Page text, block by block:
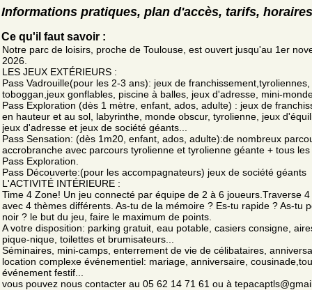
Informations pratiques, plan d'accès, tarifs, horaires
Ce qu'il faut savoir :
Notre parc de loisirs, proche de Toulouse, est ouvert jusqu'au 1er
2026.
LES JEUX EXTÉRIEURS :
Pass Vadrouille(pour les 2-3 ans): jeux de franchissement,tyroliennes,
toboggan,jeux gonflables, piscine à balles, jeux d'adresse, mini-
Pass Exploration (dès 1 mètre, enfant, ados, adulte) : jeux de
en hauteur et au sol, labyrinthe, monde obscur, tyrolienne, jeux
jeux d'adresse et jeux de société géants...
Pass Sensation: (dès 1m20, enfant, ados, adulte):de nombreux
accrobranche avec parcours tyrolienne et tyrolienne géante + tous
Pass Exploration.
Pass Découverte:(pour les accompagnateurs) jeux de société géants
L'ACTIVITÉ INTÉRIEURE :
Time 4 Zone! Un jeu connecté par équipe de 2 à 6 joueurs.Traverse 4
avec 4 thèmes différents. As-tu de la mémoire ? Es-tu rapide ? As-tu
noir ? le but du jeu, faire le maximum de points.
A votre disposition: parking gratuit, eau potable, casiers consigne,
pique-nique, toilettes et brumisateurs...
Séminaires, mini-camps, enterrement de vie de célibataires,
location complexe événementiel: mariage, anniversaire,
événement festif...
vous pouvez nous contacter au 05 62 14 71 61 ou à